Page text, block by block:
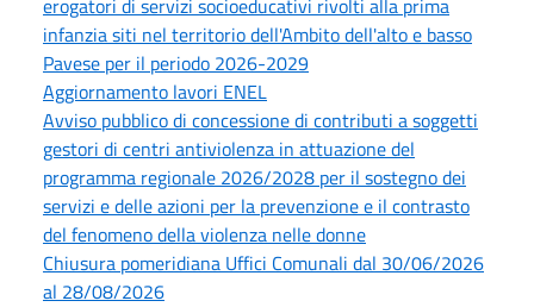
infanzia siti nel territorio dell'Ambito dell'alto e basso
Pavese per il periodo 2026-2029
Aggiornamento lavori ENEL
Avviso pubblico di concessione di contributi a soggetti
gestori di centri antiviolenza in attuazione del
programma regionale 2026/2028 per il sostegno dei
servizi e delle azioni per la prevenzione e il contrasto
del fenomeno della violenza nelle donne
Chiusura pomeridiana Uffici Comunali dal 30/06/2026
al 28/08/2026